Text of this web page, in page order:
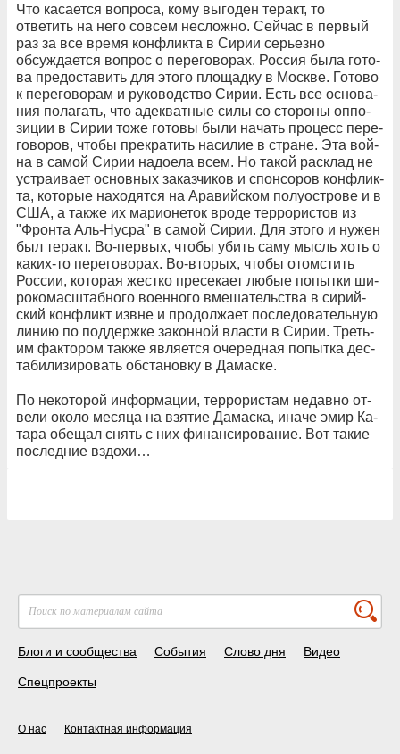
Что ка­са­ет­ся вопроса, ко­му вы­го­ден те­ракт, то
ответить на него сов­сем неслож­но. Сей­час в пер­вый
раз за все вре­мя кон­флик­та в Си­рии се­рь­ез­но
обсуждается во­прос о пе­ре­го­во­рах. Рос­сия бы­ла го­то­
ва пре­до­ста­вить для это­го пло­щад­ку в Моск­ве. Го­то­во
к пе­ре­го­во­рам и ру­ко­вод­ст­во Си­рии. Есть все ос­но­ва­
ния по­ла­гать, что адек­ват­ные си­лы со сто­ро­ны оп­по­
зи­ции в Си­рии то­же го­то­вы бы­ли на­чать про­цесс пе­ре­
го­во­ров, что­бы пре­кра­тить на­си­лие в стра­не. Эта вой­
на в са­мой Си­рии на­до­ела всем. Но та­кой рас­клад не
ус­т­ра­и­ва­ет ос­нов­ных за­каз­чи­ков и спон­со­ров кон­флик­
та, ко­то­рые на­хо­дят­ся на Ара­вий­ском по­лу­ос­т­ро­ве и в
США, а так­же их ма­ри­о­не­ток вро­де тер­ро­ри­с­тов из
"Фрон­та Аль-Ну­с­ра" в са­мой Си­рии. Для это­го и ну­жен
был те­ракт. Во-пер­вых, что­бы убить са­му мысль хоть о
ка­ких-то пе­ре­го­во­рах. Во-вто­рых, что­бы ото­мстить
Рос­сии, ко­то­рая же­ст­ко пре­се­ка­ет лю­бые по­пыт­ки ши­
ро­ко­мас­штаб­но­го во­ен­но­го вме­ша­тель­ст­ва в си­рий­
ский кон­фликт из­вне и про­дол­жа­ет по­сле­до­ва­тель­ную
ли­нию по под­держ­ке за­кон­ной вла­с­ти в Си­рии. Тре­ть­
им фак­то­ром так­же яв­ля­ет­ся оче­ред­ная по­пыт­ка де­с­
та­би­ли­зи­ро­вать об­ста­нов­ку в Да­ма­с­ке.
По не­ко­то­рой ин­фор­ма­ции, тер­ро­ри­с­там не­дав­но от­
ве­ли око­ло ме­ся­ца на взя­тие Да­ма­с­ка, ина­че эмир Ка­
та­ра обе­щал снять с них фи­нан­си­ро­ва­ние. Вот та­кие
по­след­ние вздо­хи…
Блоги и сообщества События Слово дня Видео
Спецпроекты
О нас Контактная информация